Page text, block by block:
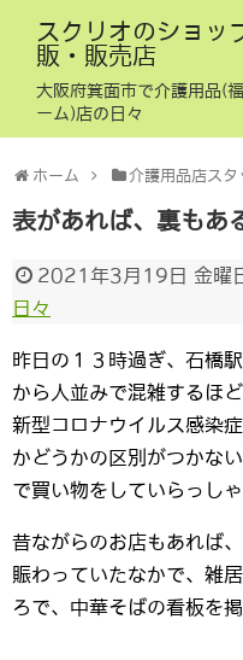
スクリオのショ
販・販売店
大阪府箕面市で介護用品(
ーム)店の日々
ホーム 介護用品店スタ
表があれば、裏もあ
2021年3月19日 金曜
日々
昨日の１３時過ぎ、石橋
から人並みで混雑するほ
新型コロナウイルス感染
かどうかの区別がつかな
で買い物をしていらっしゃ
昔ながらのお店もあれば
賑わっていたなかで、雑
ろで、中華そばの看板を